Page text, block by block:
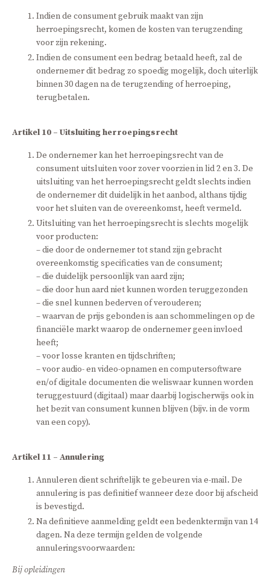
Indien de consument gebruik maakt van zijn
herroepingsrecht, komen de kosten van terugzending
voor zijn rekening.
Indien de consument een bedrag betaald heeft, zal de
ondernemer dit bedrag zo spoedig mogelijk, doch uiterlijk
binnen 30 dagen na de terugzending of herroeping,
terugbetalen.
Artikel 10 – Uitsluiting herroepingsrecht
De ondernemer kan het herroepingsrecht van de
consument uitsluiten voor zover voorzien in lid 2 en 3. De
uitsluiting van het herroepingsrecht geldt slechts indien
de ondernemer dit duidelijk in het aanbod, althans tijdig
voor het sluiten van de overeenkomst, heeft vermeld.
Uitsluiting van het herroepingsrecht is slechts mogelijk
voor producten:
– die door de ondernemer tot stand zijn gebracht
overeenkomstig specificaties van de consument;
– die duidelijk persoonlijk van aard zijn;
– die door hun aard niet kunnen worden teruggezonden
– die snel kunnen bederven of verouderen;
– waarvan de prijs gebonden is aan schommelingen op de
financiële markt waarop de ondernemer geen invloed
heeft;
– voor losse kranten en tijdschriften;
– voor audio- en video-opnamen en computersoftware
en/of digitale documenten die weliswaar kunnen worden
teruggestuurd (digitaal) maar daarbij logischerwijs ook in
het bezit van consument kunnen blijven (bijv. in de vorm
van een copy).
Artikel 11 – Annulering
Annuleren dient schriftelijk te gebeuren via e-mail. De
annulering is pas definitief wanneer deze door bij afscheid
is bevestigd.
Na definitieve aanmelding geldt een bedenktermijn van 14
dagen. Na deze termijn gelden de volgende
annuleringsvoorwaarden:
Bij opleidingen